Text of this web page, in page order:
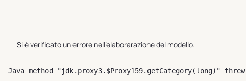
Si è verificato un errore nell'elaborarazione del modello.
Java method "jdk.proxy3.$Proxy159.getCategory(long)"